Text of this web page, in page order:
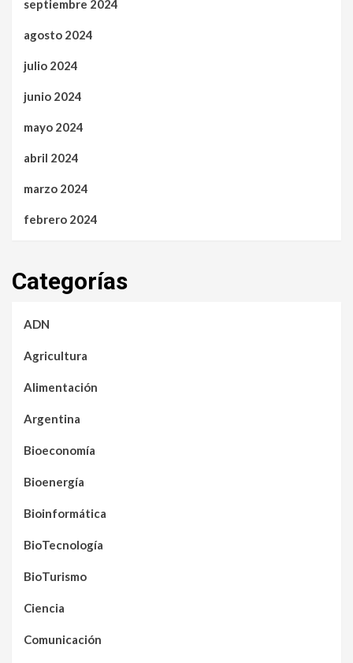
septiembre 2024
agosto 2024
julio 2024
junio 2024
mayo 2024
abril 2024
marzo 2024
febrero 2024
Categorías
ADN
Agricultura
Alimentación
Argentina
Bioeconomía
Bioenergía
Bioinformática
BioTecnología
BioTurismo
Ciencia
Comunicación